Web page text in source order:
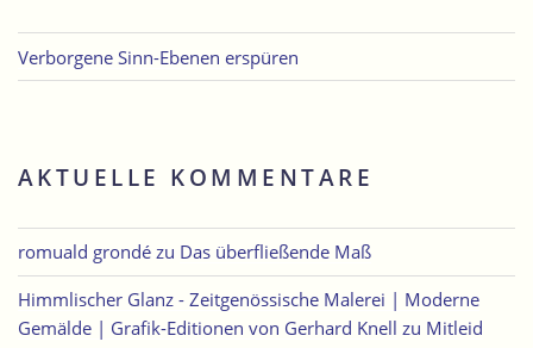
Verborgene Sinn-Ebenen erspüren
AKTUELLE KOMMENTARE
romuald grondé zu Das überfließende Maß
Himmlischer Glanz - Zeitgenössische Malerei | Moderne
Gemälde | Grafik-Editionen von Gerhard Knell zu Mitleid